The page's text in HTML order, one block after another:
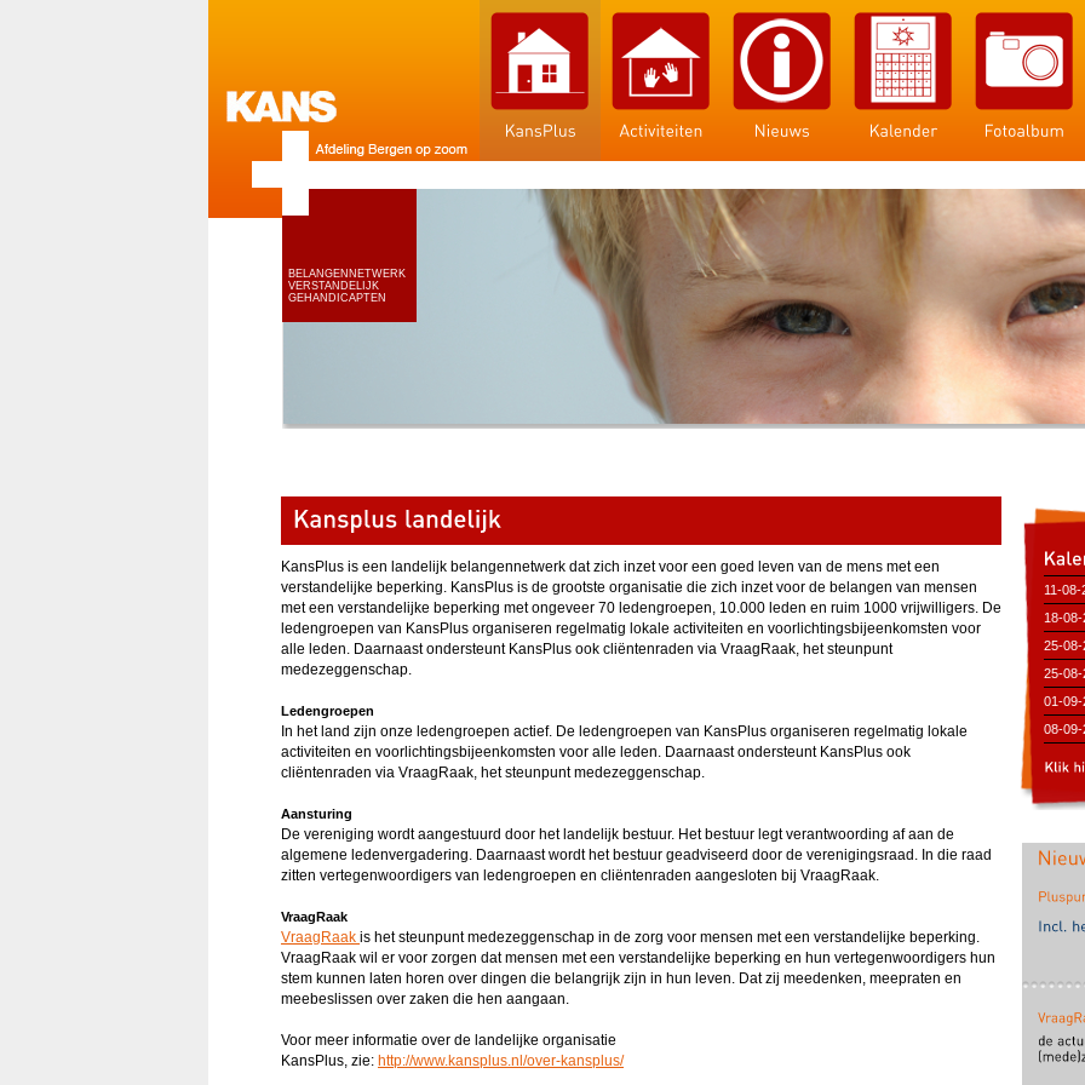
BELANGENNETWERK
VERSTANDELIJK
GEHANDICAPTEN
KansPlus is een landelijk belangennetwerk dat zich inzet voor een goed leven van de mens met een
verstandelijke beperking. KansPlus is de grootste organisatie die zich inzet voor de belangen van mensen
met een verstandelijke beperking met ongeveer 70 ledengroepen, 10.000 leden en ruim 1000 vrijwilligers. De
ledengroepen van KansPlus organiseren regelmatig lokale activiteiten en voorlichtingsbijeenkomsten voor
alle leden. Daarnaast ondersteunt KansPlus ook cliëntenraden via VraagRaak, het steunpunt
medezeggenschap.
Ledengroepen
In het land zijn onze ledengroepen actief. De ledengroepen van KansPlus organiseren regelmatig lokale
activiteiten en voorlichtingsbijeenkomsten voor alle leden. Daarnaast ondersteunt KansPlus ook
cliëntenraden via VraagRaak, het steunpunt medezeggenschap.
Aansturing
De vereniging wordt aangestuurd door het landelijk bestuur. Het bestuur legt verantwoording af aan de
algemene ledenvergadering. Daarnaast wordt het bestuur geadviseerd door de verenigingsraad. In die raad
zitten vertegenwoordigers van ledengroepen en cliëntenraden aangesloten bij VraagRaak.
VraagRaak
VraagRaak is het steunpunt medezeggenschap in de zorg voor mensen met een verstandelijke beperking.
VraagRaak wil er voor zorgen dat mensen met een verstandelijke beperking en hun vertegenwoordigers hun
stem kunnen laten horen over dingen die belangrijk zijn in hun leven. Dat zij meedenken, meepraten en
meebeslissen over zaken die hen aangaan.
Voor meer informatie over de landelijke organisatie
KansPlus, zie: http://www.kansplus.nl/over-kansplus/
11-
18-
25-08-
25-08-
01-09-
08-09-